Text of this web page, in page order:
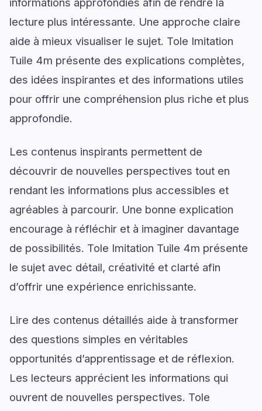
lecture plus intéressante. Une approche claire
aide à mieux visualiser le sujet. Tole Imitation
Tuile 4m présente des explications complètes,
des idées inspirantes et des informations utiles
pour offrir une compréhension plus riche et plus
approfondie.
Les contenus inspirants permettent de
découvrir de nouvelles perspectives tout en
rendant les informations plus accessibles et
agréables à parcourir. Une bonne explication
encourage à réfléchir et à imaginer davantage
de possibilités. Tole Imitation Tuile 4m présente
le sujet avec détail, créativité et clarté afin
d’offrir une expérience enrichissante.
Lire des contenus détaillés aide à transformer
des questions simples en véritables
opportunités d’apprentissage et de réflexion.
Les lecteurs apprécient les informations qui
ouvrent de nouvelles perspectives. Tole